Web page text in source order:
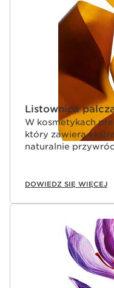
Listownica
W kosmetykach
który zawiera
naturalnie
DOWIEDZ SIĘ WIĘCEJ